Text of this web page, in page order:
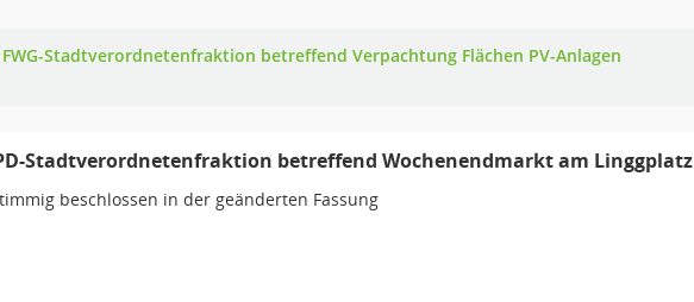
Stadtverordnetenfraktion betreffend Verpachtung Flächen PV-Anlagen
Stadtverordnetenfraktion betreffend Wochenendmarkt am Linggplatz
beschlossen in der geänderten Fassung